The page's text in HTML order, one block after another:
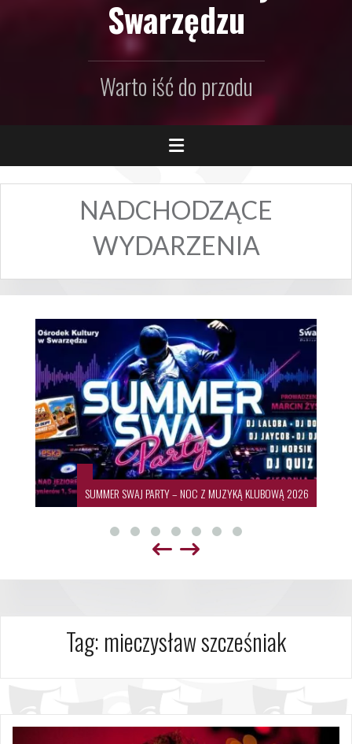
Swarzędzu
Warto iść do przodu
NADCHODZĄCE
WYDARZENIA
SUMMER SWAJ PARTY – NOC Z MUZYKĄ KLUBOWĄ 2026
Tag: mieczysław szcześniak